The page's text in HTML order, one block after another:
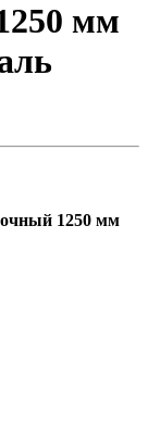
мм
1250 мм